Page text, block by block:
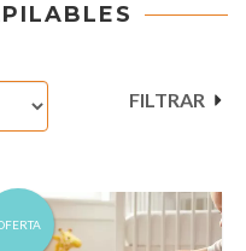
FILTRAR